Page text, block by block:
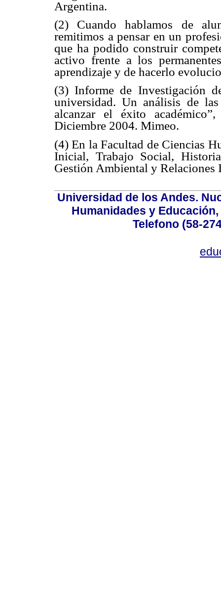
Argentina.
(2) Cuando hablamos de
remitimos a pensar en un
que ha podido construir
activo frente a los
aprendizaje y de hacerlo
(3) Informe de Investigación
universidad. Un análisis de las
alcanzar el éxito
Diciembre 2004. Mimeo.
(4) En la Facultad de Ciencias
Inicial, Trabajo Social,
Gestión Ambiental y Relaciones
Universidad de los Andes.
Humanidades y
Telefono (58-